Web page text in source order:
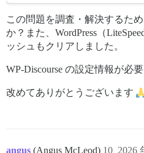
この問題を調査・解決するた
か？また、WordPress（
ッシュもクリアしました。
WP-Discourse の設定情報が必
改めてありがとうございます
angus (Angus McLeod) 2026
10